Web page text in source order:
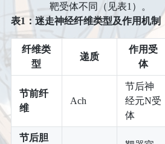
靶受体不同（见表1）。
表1：迷走神经纤维类型及作用机制
纤维类
型
递质
作用受
体
节前纤
维
Ach
节后神
经元N受
体
节后胆